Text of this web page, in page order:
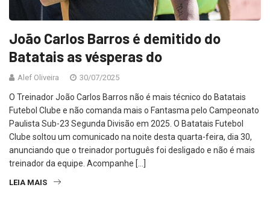
João Carlos Barros é demitido do
Batatais as vésperas do
Alef Oliveira 30/07/2025
O Treinador João Carlos Barros não é mais técnico do Batatais
Futebol Clube e não comanda mais o Fantasma pelo Campeonato
Paulista Sub-23 Segunda Divisão em 2025. O Batatais Futebol
Clube soltou um comunicado na noite desta quarta-feira, dia 30,
anunciando que o treinador português foi desligado e não é mais
treinador da equipe. Acompanhe […]
LEIA MAIS